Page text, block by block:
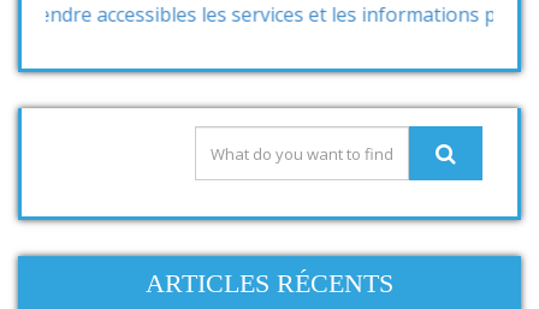
accessibles les services et les informations pouvant
ARTICLES RÉCENTS